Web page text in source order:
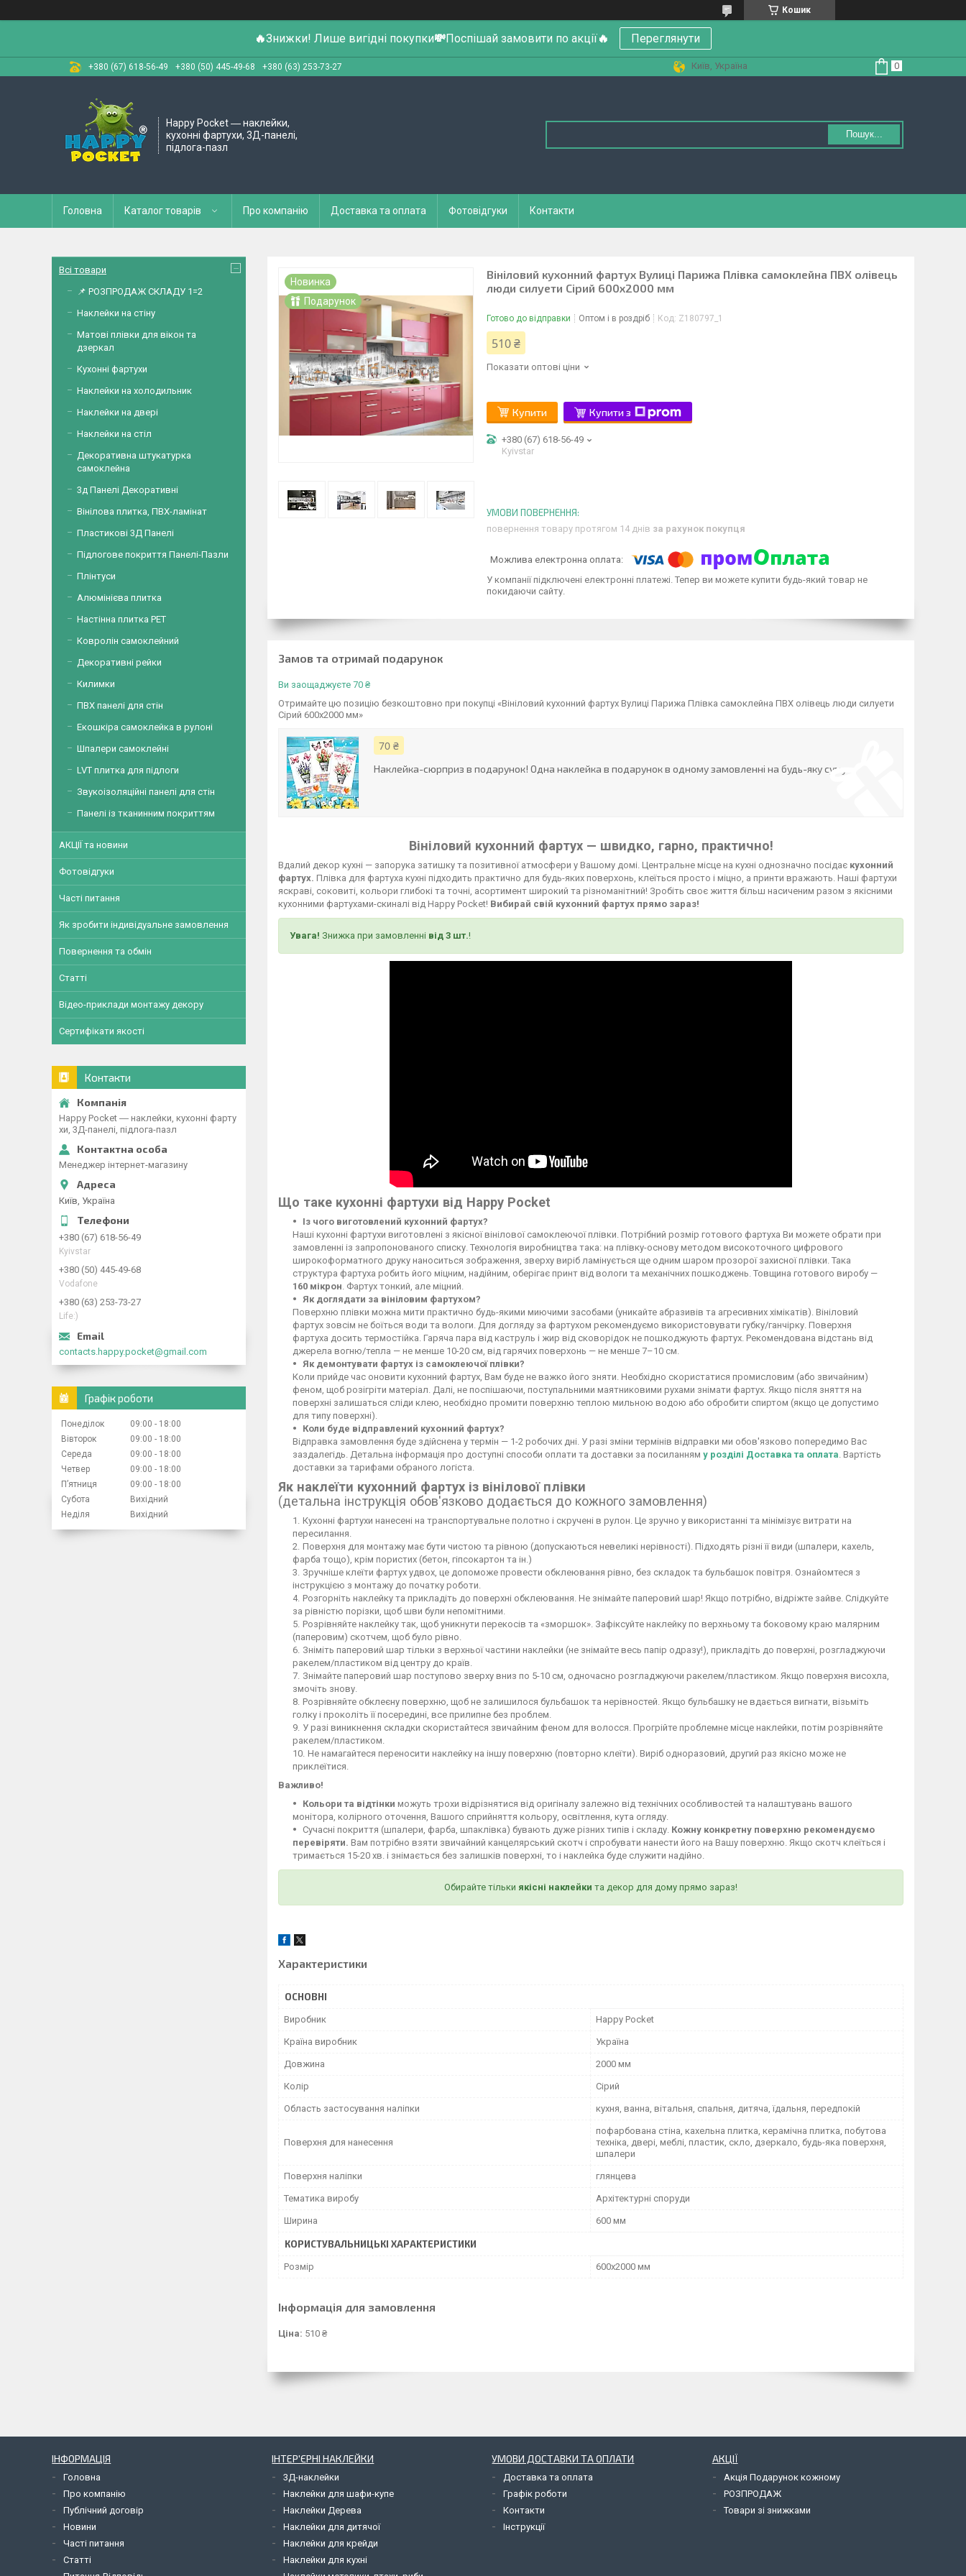
Кошик
🔥Знижки! Лише вигідні покупки💸Поспішай замовити по акції🔥 Переглянути
+380 (67) 618-56-49 +380 (50) 445-49-68 +380 (63) 253-73-27 Київ, Україна
Happy Pocket ― наклейки,
кухонні фартухи, 3Д-панелі,
підлога-пазл
Пошук...
Головна Каталог товарів Про компанію Доставка та оплата Фотовідгуки Контакти
Подарунок
Новинка
Вініловий кухонний фартух Вулиці Парижа Плівка самоклейна ПВХ олівець
люди силуети Сірий 600х2000 мм
Готово до відправки Оптом і в роздріб Код: Z180797_1
510 ₴
Показати оптові ціни
Купити Купити з
+380 (67) 618-56-49
Kyivstar
повернення товару протягом 14 днів за рахунок покупця
У компанії підключені електронні платежі. Тепер ви можете купити будь-який товар не
покидаючи сайту.
Замов та отримай подарунок
Ви заощаджуєте 70 ₴
Отримайте цю позицію безкоштовно при покупці «Вініловий кухонний фартух Вулиці Парижа Плівка самоклейна ПВХ олівець люди силуети
Сірий 600х2000 мм»
70 ₴
Наклейка-сюрприз в подарунок! Одна наклейка в подарунок в одному замовленні на будь-яку суму
Вініловий кухонний фартух — швидко, гарно, практично!
Вдалий декор кухні — запорука затишку та позитивної атмосфери у Вашому домі. Центральне місце на кухні однозначно посідає кухонний
фартух. Плівка для фартуха кухні підходить практично для будь-яких поверхонь, клеїться просто і міцно, а принти вражають. Наші фартухи
яскраві, соковиті, кольори глибокі та точні, асортимент широкий та різноманітний! Зробіть своє життя більш насиченим разом з якісними
кухонними фартухами-скиналі від Happy Pocket! Вибирай свій кухонний фартух прямо зараз!
Увага! Знижка при замовленні від 3 шт.!
Що таке кухонні фартухи від Happy Pocket
Із чого виготовлений кухонний фартух?
Наші кухонні фартухи виготовлені з якісної вінілової самоклеючої плівки. Потрібний розмір готового фартуха Ви можете обрати при
замовленні із запропонованого списку. Технологія виробництва така: на плівку-основу методом високоточного цифрового
широкоформатного друку наноситься зображення, зверху виріб ламінується ще одним шаром прозорої захисної плівки. Така
структура фартуха робить його міцним, надійним, оберігає принт від вологи та механічних пошкоджень. Товщина готового виробу —
160 мікрон . Фартух тонкий, але міцний.
Як доглядати за вініловим фартухом?
Поверхню плівки можна мити практично будь-якими миючими засобами (уникайте абразивів та агресивних хімікатів). Вініловий
фартух зовсім не боїться води та вологи. Для догляду за фартухом рекомендуємо використовувати губку/ганчірку. Поверхня
фартуха досить термостійка. Гаряча пара від каструль і жир від сковорідок не пошкоджують фартух. Рекомендована відстань від
джерела вогню/тепла — не менше 10-20 см, від гарячих поверхонь — не менше 7–10 см.
Як демонтувати фартух із самоклеючої плівки?
Коли прийде час оновити кухонний фартух, Вам буде не важко його зняти. Необхідно скористатися промисловим (або звичайним)
феном, щоб розігріти матеріал. Далі, не поспішаючи, поступальними маятниковими рухами знімати фартух. Якщо після зняття на
поверхні залишаться сліди клею, необхідно промити поверхню теплою мильною водою або обробити спиртом (якщо це допустимо
для типу поверхні).
Коли буде відправлений кухонний фартух?
Відправка замовлення буде здійснена у термін — 1-2 робочих дні. У разі зміни термінів відправки ми обов'язково попередимо Вас
заздалегідь. Детальна інформація про доступні способи оплати та доставки за посиланням у розділі Доставка та оплата . Вартість
доставки за тарифами обраного логіста.
Як наклеїти кухонний фартух із вінілової плівки
(детальна інструкція обов'язково додається до кожного замовлення)
Кухонні фартухи нанесені на транспортувальне полотно і скручені в рулон. Це зручно у використанні та мінімізує витрати на
пересилання.
Поверхня для монтажу має бути чистою та рівною (допускаються невеликі нерівності). Підходять різні її види (шпалери, кахель,
фарба тощо), крім пористих (бетон, гіпсокартон та ін.)
Зручніше клеїти фартух удвох, це допоможе провести обклеювання рівно, без складок та бульбашок повітря. Ознайомтеся з
інструкцією з монтажу до початку роботи.
Розгорніть наклейку та прикладіть до поверхні обклеювання. Не знімайте паперовий шар! Якщо потрібно, відріжте зайве. Слідкуйте
за рівністю порізки, щоб шви були непомітними.
Розрівняйте наклейку так, щоб уникнути перекосів та «зморшок». Зафіксуйте наклейку по верхньому та боковому краю малярним
(паперовим) скотчем, щоб було рівно.
Зніміть паперовий шар тільки з верхньої частини наклейки (не знімайте весь папір одразу!), прикладіть до поверхні, розгладжуючи
ракелем/пластиком від центру до країв.
Знімайте паперовий шар поступово зверху вниз по 5-10 см, одночасно розгладжуючи ракелем/пластиком. Якщо поверхня висохла,
змочіть знову.
Розрівняйте обклеєну поверхню, щоб не залишилося бульбашок та нерівностей. Якщо бульбашку не вдається вигнати, візьміть
голку і проколіть її посередині, все прилипне без проблем.
У разі виникнення складки скористайтеся звичайним феном для волосся. Прогрійте проблемне місце наклейки, потім розрівняйте
ракелем/пластиком.
Не намагайтеся переносити наклейку на іншу поверхню (повторно клеїти). Виріб одноразовий, другий раз якісно може не
приклеїтися.
Важливо!
Кольори та відтінки можуть трохи відрізнятися від оригіналу залежно від технічних особливостей та налаштувань вашого
монітора, колірного оточення, Вашого сприйняття кольору, освітлення, кута огляду.
Сучасні покриття (шпалери, фарба, шпаклівка) бувають дуже різних типів і складу. Кожну конкретну поверхню рекомендуємо
перевіряти. Вам потрібно взяти звичайний канцелярський скотч і спробувати нанести його на Вашу поверхню. Якщо скотч клеїться і
тримається 15-20 хв. і знімається без залишків поверхні, то і наклейка буде служити надійно.
Обирайте тільки якісні наклейки та декор для дому прямо зараз!
Характеристики
ОСНОВНІ
Виробник Happy Pocket
Країна виробник Україна
Довжина 2000 мм
Колір Сірий
Область застосування наліпки кухня, ванна, вітальня, спальня, дитяча, їдальня, передпокій
Поверхня для нанесення
пофарбована стіна, кахельна плитка, керамічна плитка, побутова
техніка, двері, меблі, пластик, скло, дзеркало, будь-яка поверхня,
шпалери
Поверхня наліпки глянцева
Тематика виробу Архітектурні споруди
Ширина 600 мм
КОРИСТУВАЛЬНИЦЬКІ ХАРАКТЕРИСТИКИ
Розмір 600х2000 мм
Інформація для замовлення
Ціна: 510 ₴
Всі товари
📌 РОЗПРОДАЖ СКЛАДУ 1=2
Наклейки на стіну
Матові плівки для вікон та
дзеркал
Кухонні фартухи
Наклейки на холодильник
Наклейки на двері
Наклейки на стіл
Декоративна штукатурка
самоклейна
3д Панелі Декоративні
Вінілова плитка, ПВХ-ламінат
Пластикові 3Д Панелі
Підлогове покриття Панелі-Пазли
Плінтуси
Алюмінієва плитка
Настінна плитка PET
Ковролін самоклейний
Декоративні рейки
Килимки
ПВХ панелі для стін
Екошкіра самоклейка в рулоні
Шпалери самоклейні
LVT плитка для підлоги
Звукоізоляційні панелі для стін
Панелі із тканинним покриттям
АКЦІЇ та новини
Фотовідгуки
Часті питання
Як зробити індивідуальне замовлення
Повернення та обмін
Статті
Відео-приклади монтажу декору
Сертифікати якості
Контакти
Happy Pocket ― наклейки, кухонні фарту
хи, 3Д-панелі, підлога-пазл
Менеджер інтернет-магазину
Київ, Україна
+380 (67) 618-56-49
Kyivstar
+380 (50) 445-49-68
Vodafone
+380 (63) 253-73-27
Life:)
contacts.happy.pocket@gmail.com
Графік роботи
Понеділок 09:00
18:00
Вівторок
09:00
18:00
Середа
09:00
18:00
Четвер
09:00
18:00
Пʼятниця
09:00
18:00
Субота
Вихідний
Неділя
Вихідний
ІНФОРМАЦІЯ
Головна
Про компанію
Публічний договір
Новини
Часті питання
Статті
ІНТЕР'ЄРНІ НАКЛЕЙКИ
3Д-наклейки
Наклейки для шафи-купе
Наклейки Дерева
Наклейки для дитячої
Наклейки для крейди
Наклейки для кухні
УМОВИ ДОСТАВКИ ТА ОПЛАТИ
Доставка та оплата
Графік роботи
Контакти
Інструкції
АКЦІЇ
Акція Подарунок кожному
РОЗПРОДАЖ
Товари зі знижками